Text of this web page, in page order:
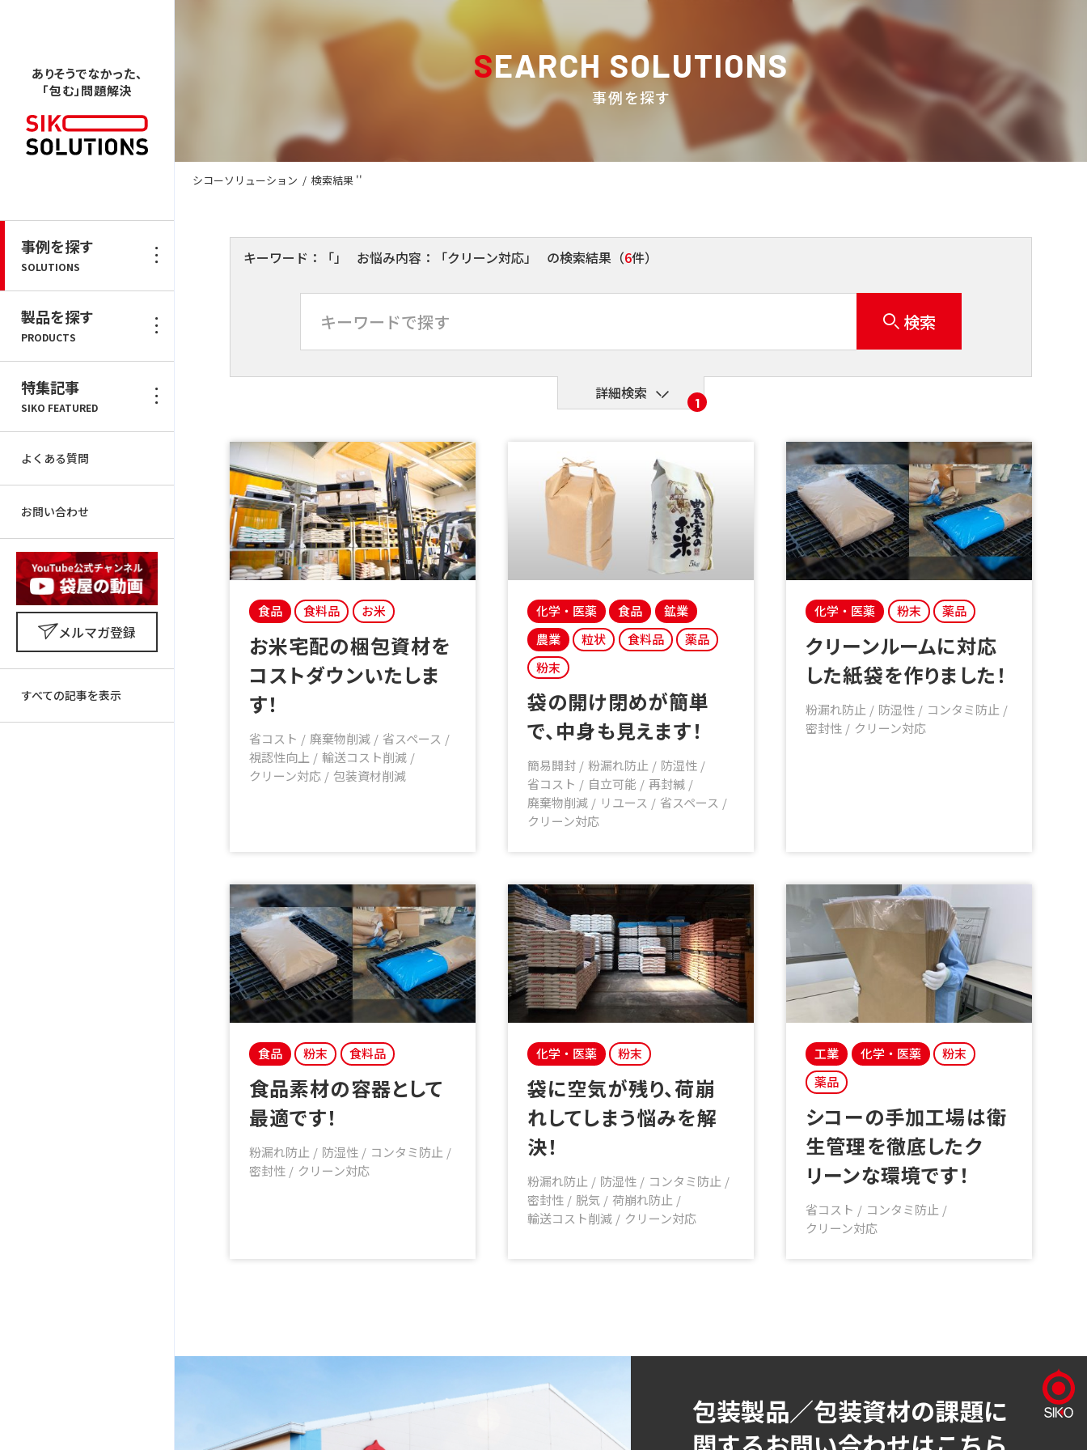
ありそうでなかった、
「包む」問題解決
事例を探す
SOLUTIONS
製品を探す
PRODUCTS
特集記事
SIKO FEATURED
よくある質問
お問い合わせ
メルマガ登録
すべての記事を表示
SEARCH SOLUTIONS
事例を探す
シコーソリューション / 検索結果 ''
キーワード： 「」 お悩み内容： 「クリーン対応」 の検索結果（6件）
検索
詳細検索 1
食品 食料品 お米
お米宅配の梱包資材を
コストダウンいたしま
す！
省コスト 廃棄物削減
省スペース
視認性向上
輸送コスト削減
クリーン対応
包装資材削減
化学・医薬 食品
鉱業
農業
粒状 食料品
薬品
粉末
袋の開け閉めが簡単
で、中身も見えます！
簡易開封 粉漏れ防止
防湿性
省コスト
自立可能
再封緘
廃棄物削減
リユース
省スペース
クリーン対応
化学・医薬 粉末 薬品
クリーンルームに対応
した紙袋を作りました！
粉漏れ防止 防湿性
コンタミ防止
密封性
クリーン対応
食品 粉末 食料品
食品素材の容器として
最適です！
粉漏れ防止 防湿性
コンタミ防止
密封性
クリーン対応
化学・医薬 粉末
袋に空気が残り、荷崩
れしてしまう悩みを解
決！
粉漏れ防止 防湿性
コンタミ防止
密封性
脱気
荷崩れ防止
輸送コスト削減
クリーン対応
工業 化学・医薬
粉末
薬品
シコーの手加工場は衛
生管理を徹底したク
リーンな環境です！
省コスト
コンタミ防止
クリーン対応
包装製品／包装資材の課題に